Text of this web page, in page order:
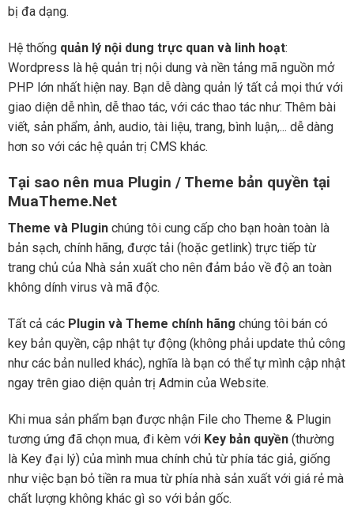
bị đa dạng.
Hệ thống quản lý nội dung trực quan và linh hoạt:
Wordpress là hệ quản trị nội dung và nền tảng mã nguồn mở
PHP lớn nhất hiện nay. Bạn dễ dàng quản lý tất cả mọi thứ với
giao diện dễ nhìn, dễ thao tác, với các thao tác như: Thêm bài
viết, sản phẩm, ảnh, audio, tài liệu, trang, bình luận,... dễ dàng
hơn so với các hệ quản trị CMS khác.
Tại sao nên mua Plugin / Theme bản quyền tại
MuaTheme.Net
Theme và Plugin chúng tôi cung cấp cho bạn hoàn toàn là
bản sạch, chính hãng, được tải (hoặc getlink) trực tiếp từ
trang chủ của Nhà sản xuất cho nên đảm bảo về độ an toàn
không dính virus và mã độc.
Tất cả các Plugin và Theme chính hãng chúng tôi bán có
key bản quyền, cập nhật tự động (không phải update thủ công
như các bản nulled khác), nghĩa là bạn có thể tự mình cập nhật
ngay trên giao diện quản trị Admin của Website.
Khi mua sản phẩm bạn được nhận File cho Theme & Plugin
tương ứng đã chọn mua, đi kèm với Key bản quyền (thường
là Key đại lý) của mình mua chính chủ từ phía tác giả, giống
như việc bạn bỏ tiền ra mua từ phía nhà sản xuất với giá rẻ mà
chất lượng không khác gì so với bản gốc.